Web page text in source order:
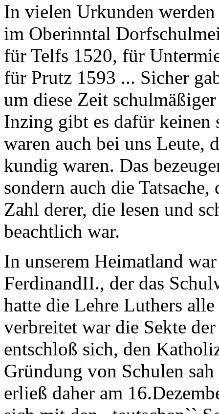
In vielen Urkunden
im Oberinntal
für Telfs 1520, für
für Prutz 1593 ... Sicher
um diese Zeit
Inzing gibt es dafür keinen
waren auch bei uns Leute,
kundig waren. Das
sondern auch die
Zahl derer, die lesen und
beachtlich war.
In unserem Heimatland
FerdinandII., der das
hatte die Lehre Luthers
verbreitet war die Sekte
entschloß sich, den
Gründung von Schulen
erließ daher am